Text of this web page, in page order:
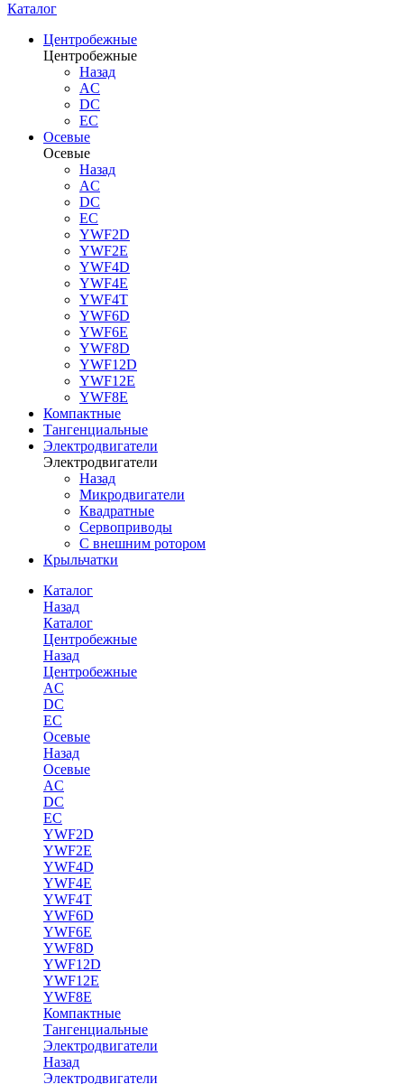
Каталог
Центробежные
Центробежные
Назад
AC
DC
EC
Осевые
Осевые
Назад
AC
DC
EC
YWF2D
YWF2E
YWF4D
YWF4E
YWF4T
YWF6D
YWF6E
YWF8D
YWF12D
YWF12E
YWF8E
Компактные
Тангенциальные
Электродвигатели
Электродвигатели
Назад
Микродвигатели
Квадратные
Сервоприводы
С внешним ротором
Крыльчатки
Каталог
Назад
Каталог
Центробежные
Назад
Центробежные
AC
DC
EC
Осевые
Назад
Осевые
AC
DC
EC
YWF2D
YWF2E
YWF4D
YWF4E
YWF4T
YWF6D
YWF6E
YWF8D
YWF12D
YWF12E
YWF8E
Компактные
Тангенциальные
Электродвигатели
Назад
Электродвигатели